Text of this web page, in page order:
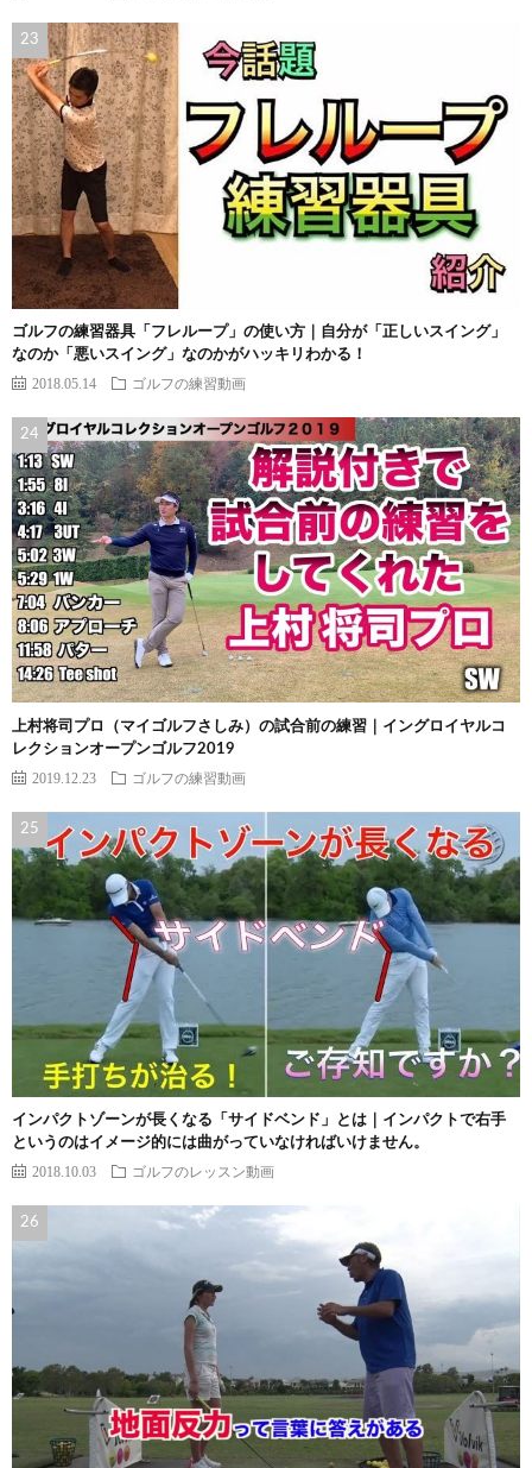
ゴルフの練習器具「フレループ」の使い方｜自分が「正しいスイング」
なのか「悪いスイング」なのかがハッキリわかる！
2018.05.14 ゴルフの練習動画
上村将司プロ（マイゴルフさしみ）の試合前の練習｜イングロイヤルコ
レクションオープンゴルフ2019
2019.12.23 ゴルフの練習動画
インパクトゾーンが長くなる「サイドベンド」とは｜インパクトで右手
というのはイメージ的には曲がっていなければいけません。
2018.10.03 ゴルフのレッスン動画